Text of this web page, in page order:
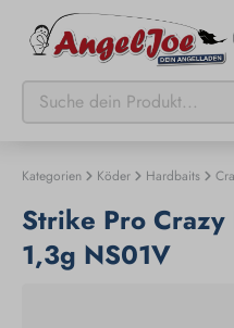
Kategorien Köder Hardbaits
Strike Pro
1,3g NS01V